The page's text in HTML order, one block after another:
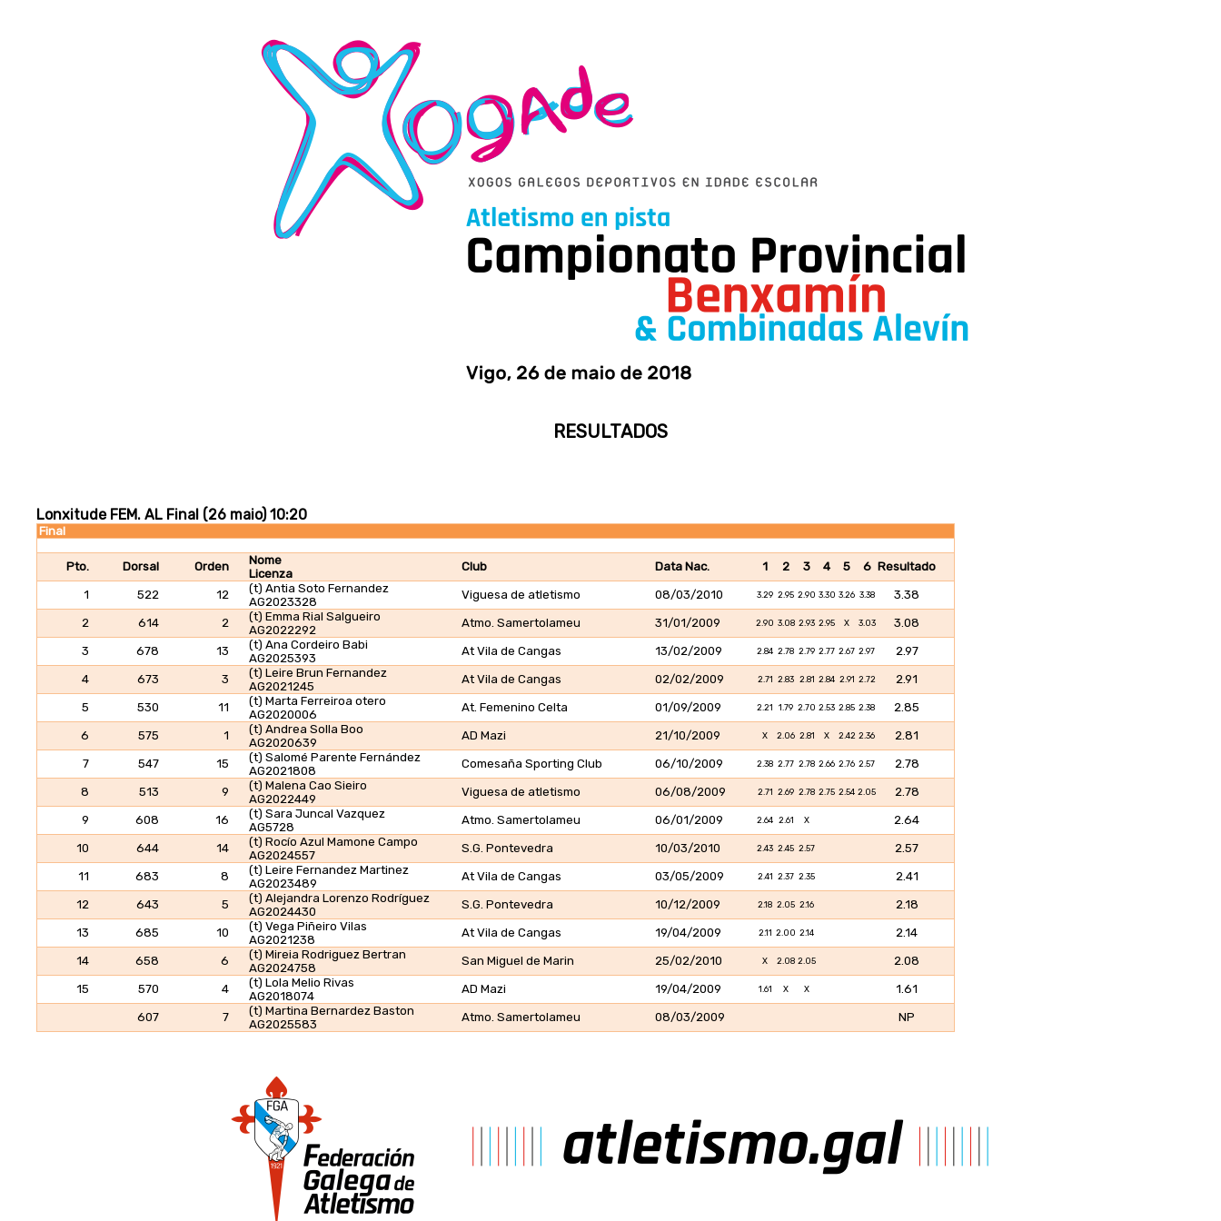
RESULTADOS
Final
Pto. Dorsal Orden
Nome
Licenza
Club Data Nac. 1 2 3 4 5 6 Resultado
1 522 12
(t) Antia Soto Fernandez
AG2023328
Viguesa de atletismo 08/03/2010 3.29 2.95 2.90 3.30 3.26 3.38 3.38
2 614 2
(t) Emma Rial Salgueiro
AG2022292
Atmo. Samertolameu 31/01/2009 2.90 3.08 2.93 2.95 X 3.03 3.08
3 678 13
(t) Ana Cordeiro Babi
AG2025393
At Vila de Cangas 13/02/2009 2.84 2.78 2.79 2.77 2.67 2.97 2.97
4 673 3
(t) Leire Brun Fernandez
AG2021245
At Vila de Cangas 02/02/2009 2.71 2.83 2.81 2.84 2.91 2.72 2.91
5 530 11
(t) Marta Ferreiroa otero
AG2020006
At. Femenino Celta 01/09/2009 2.21 1.79 2.70 2.53 2.85 2.38 2.85
6 575 1
(t) Andrea Solla Boo
AG2020639
AD Mazi 21/10/2009 X 2.06 2.81 X 2.42 2.36 2.81
7 547 15
(t) Salomé Parente Fernández
AG2021808
Comesaña Sporting Club 06/10/2009 2.38 2.77 2.78 2.66 2.76 2.57 2.78
8 513 9
(t) Malena Cao Sieiro
AG2022449
Viguesa de atletismo 06/08/2009 2.71 2.69 2.78 2.75 2.54 2.05 2.78
9 608 16
(t) Sara Juncal Vazquez
AG5728
Atmo. Samertolameu 06/01/2009 2.64 2.61 X 2.64
10 644 14
(t) Rocío Azul Mamone Campo
AG2024557
S.G. Pontevedra 10/03/2010 2.43 2.45 2.57 2.57
11 683 8
(t) Leire Fernandez Martinez
AG2023489
At Vila de Cangas 03/05/2009 2.41 2.37 2.35 2.41
12 643 5
(t) Alejandra Lorenzo Rodríguez
AG2024430
S.G. Pontevedra 10/12/2009 2.18 2.05 2.16 2.18
13 685 10
(t) Vega Piñeiro Vilas
AG2021238
At Vila de Cangas 19/04/2009 2.11 2.00 2.14 2.14
14 658 6
(t) Mireia Rodriguez Bertran
AG2024758
San Miguel de Marin 25/02/2010 X 2.08 2.05 2.08
15 570 4
(t) Lola Melio Rivas
AG2018074
AD Mazi 19/04/2009 1.61 X X 1.61
607 7
(t) Martina Bernardez Baston
AG2025583
Atmo. Samertolameu 08/03/2009 NP
Lonxitude FEM. AL Final (26 maio) 10:20